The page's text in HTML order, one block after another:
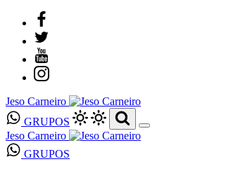
Jeso Carneiro
GRUPOS
Jeso Carneiro
GRUPOS